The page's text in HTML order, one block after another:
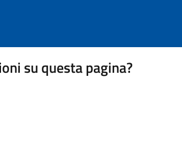
su questa pagina?